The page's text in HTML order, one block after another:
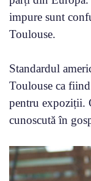
impure sunt
Toulouse.
Standardul
Toulouse ca
pentru expoziții.
cunoscută în